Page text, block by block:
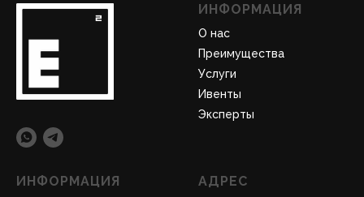
ИНФОРМАЦИЯ
О нас
Преимущества
Услуги
Ивенты
Эксперты
ИНФОРМАЦИЯ АДРЕС